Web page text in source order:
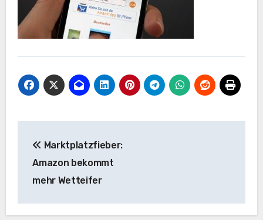
navigation
Marktplatzfieber:
Amazon bekommt
mehr Wetteifer